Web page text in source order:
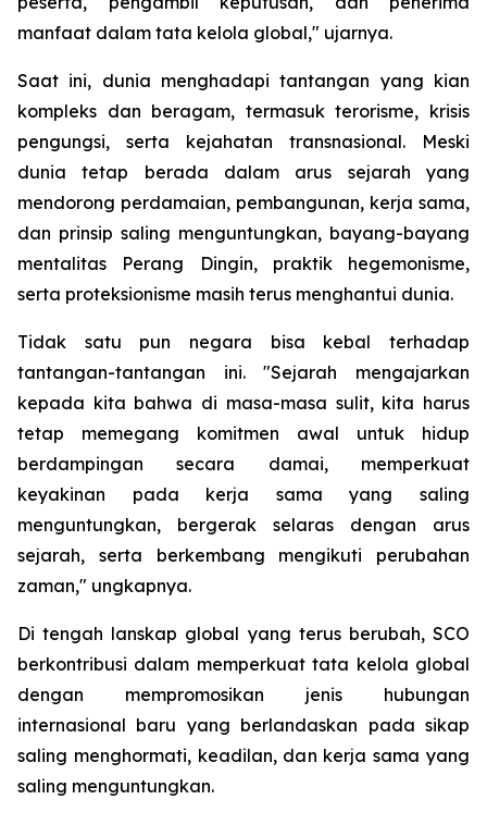
manfaat dalam tata kelola global," ujarnya.
Saat ini, dunia menghadapi tantangan yang kian
kompleks dan beragam, termasuk terorisme, krisis
pengungsi, serta kejahatan transnasional. Meski
dunia tetap berada dalam arus sejarah yang
mendorong perdamaian, pembangunan, kerja sama,
dan prinsip saling menguntungkan, bayang-bayang
mentalitas Perang Dingin, praktik hegemonisme,
serta proteksionisme masih terus menghantui dunia.
Tidak satu pun negara bisa kebal terhadap
tantangan-tantangan ini. "Sejarah mengajarkan
kepada kita bahwa di masa-masa sulit, kita harus
tetap memegang komitmen awal untuk hidup
berdampingan secara damai, memperkuat
keyakinan pada kerja sama yang saling
menguntungkan, bergerak selaras dengan arus
sejarah, serta berkembang mengikuti perubahan
zaman," ungkapnya.
Di tengah lanskap global yang terus berubah, SCO
berkontribusi dalam memperkuat tata kelola global
dengan mempromosikan jenis hubungan
internasional baru yang berlandaskan pada sikap
saling menghormati, keadilan, dan kerja sama yang
saling menguntungkan.